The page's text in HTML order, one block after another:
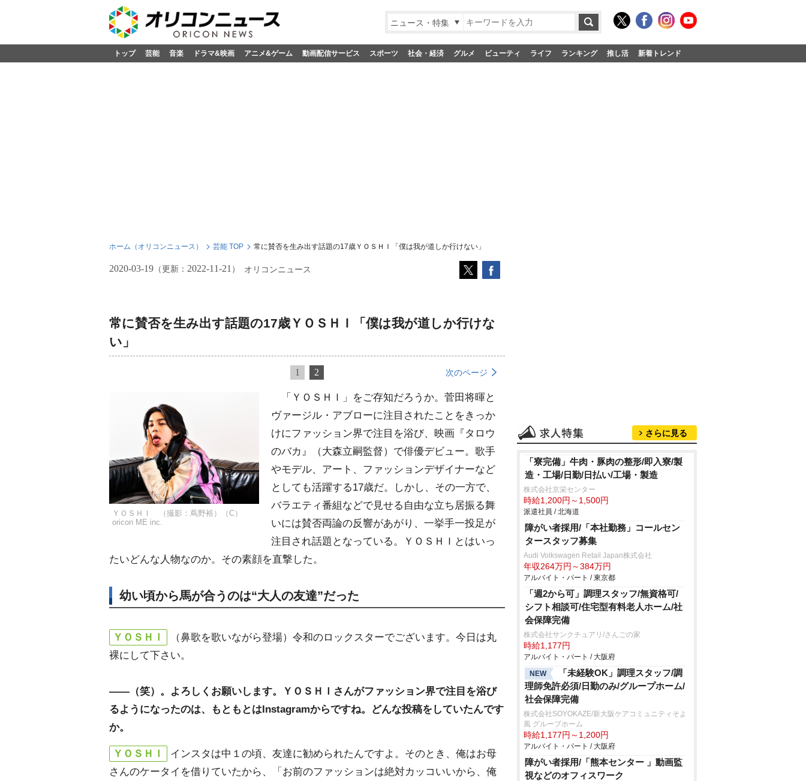
ニュース・特集
トップ 芸能 音楽 ドラマ&映画 アニメ&ゲーム 動画配信サービス スポーツ 社会・経済 グルメ ビューティ ライフ ランキング 推し活 新着トレンド
ホーム（オリコンニュース） 芸能 TOP 常に賛否を生み出す話題の17歳ＹＯＳＨＩ「僕は我が道しか行けない」
2020-03-19 （更新： 2022-11-21 ） オリコンニュース
常に賛否を生み出す話題の17歳ＹＯＳＨＩ「僕は我が道しか行けな
い」
1 2 次のページ
ＹＯＳＨＩ （撮影：蔦野裕）（C）
oricon ME inc.
「ＹＯＳＨＩ」をご存知だろうか。菅田将暉と
ヴァージル・アブローに注目されたことをきっか
けにファッション界で注目を浴び、映画『タロウ
のバカ』（大森立嗣監督）で俳優デビュー。歌手
モデル、アート、ファッションデザイナーなど
としても活躍する17歳だ。しかし、その一方で、
バラエティ番組などで見せる自由な立ち居振る舞
いには賛否両論の反響があがり、一挙手一投足が
注目され話題となっている。ＹＯＳＨＩとはいっ
たいどんな人物なのか。その素顔を直撃した。
幼い頃から馬が合うのは“大人の友達”だった
ＹＯＳＨＩ
（鼻歌を歌いながら登場）令和のロックスターでございます。今日は丸
裸にして下さい。
――（笑）。よろしくお願いします。ＹＯＳＨＩさんがファッション界で注目を浴び
るようになったのは、もともとはInstagramからですね。どんな投稿をしていたんです
か。
ＹＯＳＨＩ
インスタは中１の頃、友達に勧められたんですよ。そのとき、俺はお母
さんのケータイを借りていたから、「お前のファッションは絶対カッコいいから、俺
さらに見る
「寮完備」牛肉・豚肉の整形/即入寮/製
造・工場/日勤/日払い/工場・製造
株式会社京栄センター
時給1,200円～1,500円
派遣社員 / 北海道
障がい者採用/「本社勤務」コールセン
タースタッフ募集
Audi Volkswagen Retail Japan株式会社
年収264万円～384万円
アルバイト・パート / 東京都
「週2から可」調理スタッフ/無資格可/
シフト相談可/住宅型有料老人ホーム/社
会保障完備
株式会社サンクチュアリ/さんごの家
時給1,177円
アルバイト・パート / 大阪府
NEW
「未経験OK」調理スタッフ/調
理師免許必須/日勤のみ/グループホーム/
社会保障完備
株式会社SOYOKAZE/新大阪ケアコミュニティそよ
風 グループホーム
時給1,177円～1,200円
アルバイト・パート / 大阪府
障がい者採用/「熊本センター 」動画監
視などのオフィスワーク